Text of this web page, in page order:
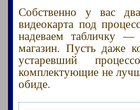
Собственно у вас
видеокарта под
надеваем табличку
магазин. Пусть даже
устаревший
комплектующие не
обиде.